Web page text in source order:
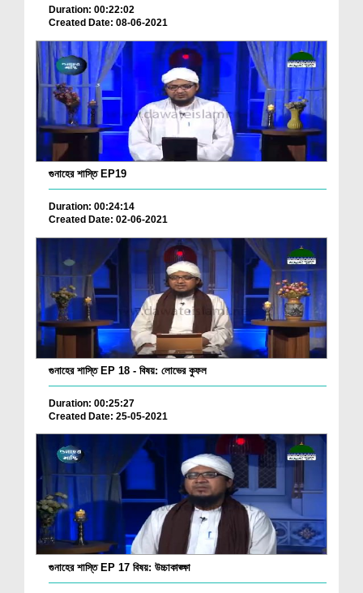
Duration: 00:22:02
Created Date: 08-06-2021
গুনাহের শাস্তি EP19
Duration: 00:24:14
Created Date: 02-06-2021
গুনাহের শাস্তি EP 18 - বিষয়: লোভের কুফল
Duration: 00:25:27
Created Date: 25-05-2021
গুনাহের শাস্তি EP 17 বিষয়: উচ্চাকাঙ্ক্ষা